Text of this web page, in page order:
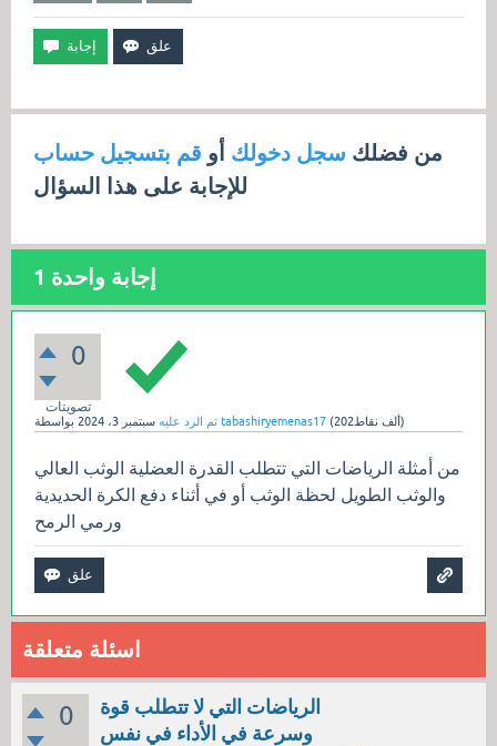
من فضلك سجل دخولك أو قم بتسجيل حساب
للإجابة على هذا السؤال
1 إجابة واحدة
0
تصويتات
تم الرد عليه سبتمبر 3، 2024 tabashiryemenas17 ( 202ألفنقاط)
من أمثلة الرياضات التي تتطلب القدرة العضلية الوثب العالي
والوثب الطويل لحظة الوثب أو في أثناء دفع الكرة الحديدية
ورمي الرمح
اسئلة متعلقة
0
الرياضات التي لا تتطلب قوة
وسرعة في الأداء في نفس